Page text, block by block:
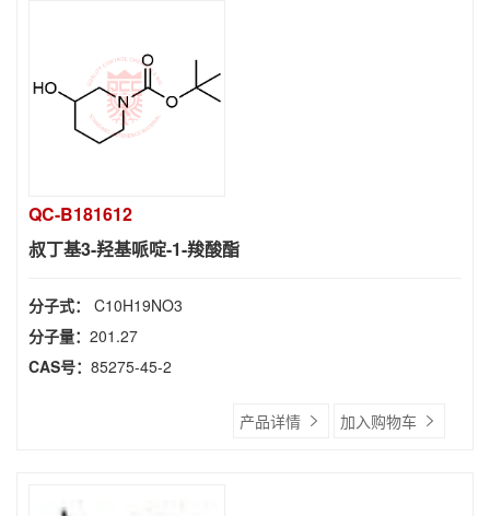
QC-B181612
叔丁基3-羟基哌啶-1-羧酸酯
分子式： C10H19NO3
分子量： 201.27
CAS号： 85275-45-2
产品详情 加入购物车